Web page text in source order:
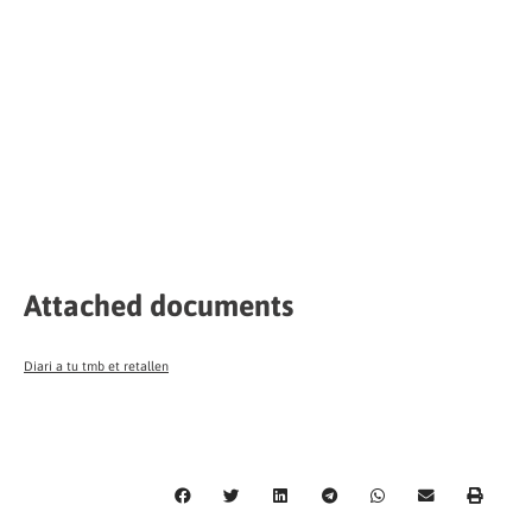
Attached documents
Diari a tu tmb et retallen